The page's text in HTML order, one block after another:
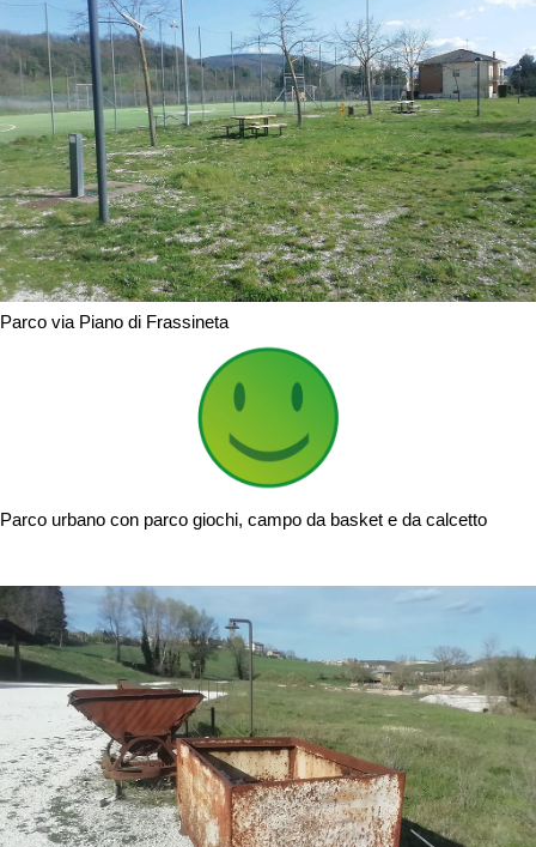
Parco via Piano di Frassineta
Parco urbano con parco giochi, campo da basket e da calcetto